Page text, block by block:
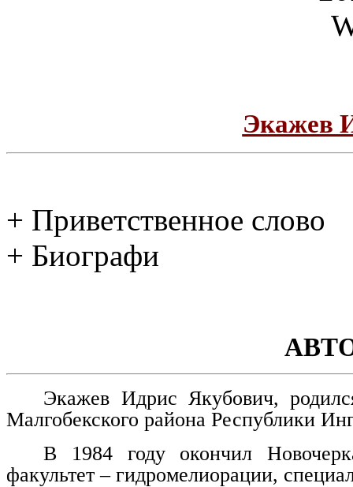
Экажев
+ Приветственное слово
+ Биографи
Экажев Идрис Якубович,
Малгобекского района Республики
В 1984 году окончил
факультет – гидромелиорации,